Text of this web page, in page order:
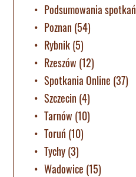
Podsumowania spotkań
Poznan (54)
Rybnik(5)
Rzeszów (12)
Spotkania Online (37)
Szczecin (4)
Tarnów (10)
Toruń (10)
Tychy(3)
Wadowice (15)